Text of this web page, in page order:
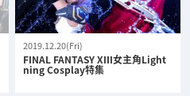
2019.12.20(Fri)
FINAL FANTASY XIII女主角Light
ning Cosplay特集